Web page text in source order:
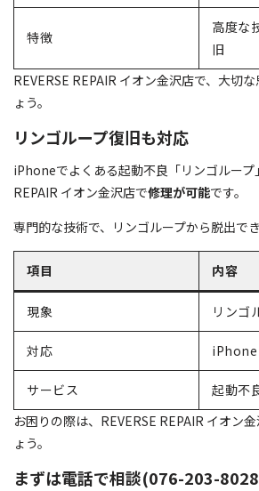
特徴
高度な
旧
REVERSE REPAIR イオン金沢店で、大切
ょう。
リンゴループ復旧も対応
iPhoneでよくある起動不良「リンゴループ
REPAIR イオン金沢店で修理が可能です。
専門的な技術で、リンゴループから脱出で
項目 内容
現象 リンゴ
対応 iPhone
サービス
起動不
お困りの際は、REVERSE REPAIR イオン
ょう。
まずは電話で相談(076-203-